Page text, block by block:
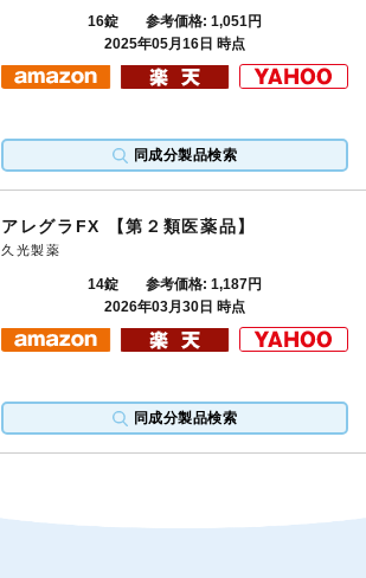
同成分製品検索
16錠
参考価格: 1,051円
2025年05月16日 時点
同成分製品検索
アレグラFX 【第２類医薬品】
久光製薬
14錠
参考価格: 1,187円
2026年03月30日 時点